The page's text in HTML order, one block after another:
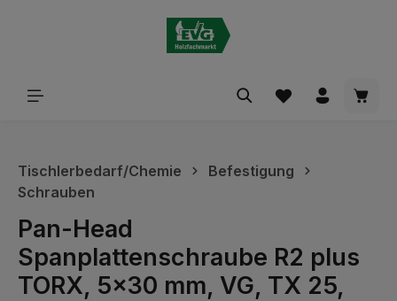
Tischlerbedarf/Chemie
Befestigung
Schrauben
Pan-Head
Spanplattenschraube R2 plus
TORX, 5x30 mm, VG, TX 25,